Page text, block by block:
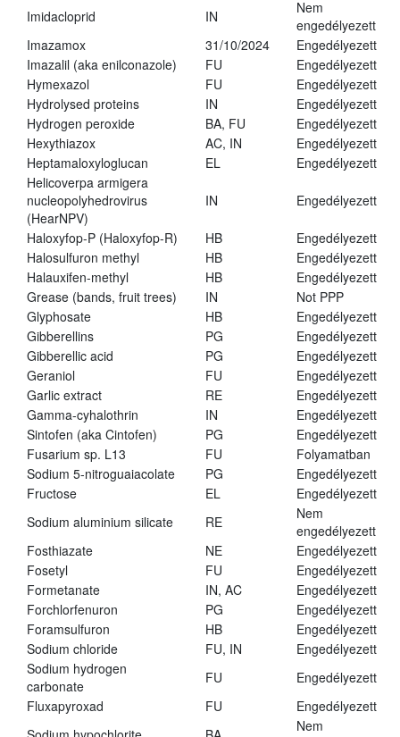
Imidacloprid
IN
Nem
engedélyezett
Imazamox
31/10/2024
Engedélyezett
Imazalil (aka enilconazole)
FU
Engedélyezett
Hymexazol
FU
Engedélyezett
Hydrolysed proteins
IN
Engedélyezett
Hydrogen peroxide
BA, FU
Engedélyezett
Hexythiazox
AC, IN
Engedélyezett
Heptamaloxyloglucan
EL
Engedélyezett
Helicoverpa armigera
nucleopolyhedrovirus
(HearNPV)
IN Engedélyezett
Haloxyfop-P (Haloxyfop-R) HB
Engedélyezett
Halosulfuron methyl
HB
Engedélyezett
Halauxifen-methyl
HB
Engedélyezett
Grease (bands, fruit trees)
IN
Not PPP
Glyphosate
HB
Engedélyezett
Gibberellins
PG
Engedélyezett
Gibberellic acid
PG
Engedélyezett
Geraniol
FU
Engedélyezett
Garlic extract
RE
Engedélyezett
Gamma-cyhalothrin
IN
Engedélyezett
Sintofen (aka Cintofen)
PG
Engedélyezett
Fusarium sp. L13
FU
Folyamatban
Sodium 5-nitroguaiacolate
PG
Engedélyezett
Fructose
EL
Engedélyezett
Sodium aluminium silicate
RE
Nem
engedélyezett
Fosthiazate
NE
Engedélyezett
Fosetyl
FU
Engedélyezett
Formetanate
IN, AC
Engedélyezett
Forchlorfenuron
PG
Engedélyezett
Foramsulfuron
HB
Engedélyezett
Sodium chloride
FU, IN
Engedélyezett
Sodium hydrogen
carbonate
FU
Engedélyezett
Fluxapyroxad
FU
Engedélyezett
Nem